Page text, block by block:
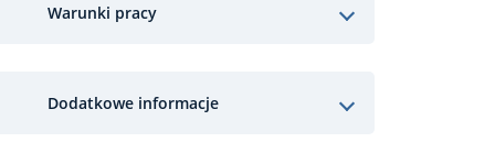
Warunki pracy
Dodatkowe informacje